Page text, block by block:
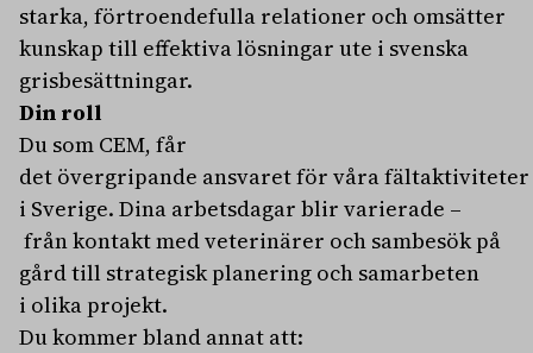
starka, förtroendefulla relationer och omsätter
kunskap till effektiva lösningar ute i svenska
grisbesättningar.
Din roll
Du som CEM, får
det övergripande ansvaret för våra
i Sverige. Dina arbetsdagar blir varierade –
från kontakt med veterinärer och sambesök på
gård till strategisk planering och samarbeten
i olika projekt.
Du kommer bland annat att: